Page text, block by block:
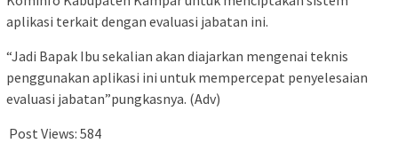
aplikasi terkait dengan evaluasi jabatan ini.
“Jadi Bapak Ibu sekalian akan diajarkan mengenai teknis
penggunakan aplikasi ini untuk mempercepat penyelesaian
evaluasi jabatan”pungkasnya. (Adv)
Post Views: 584